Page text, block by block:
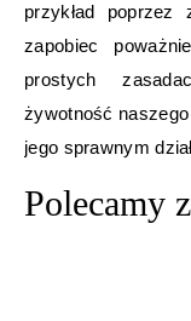
przykład poprzez
zapobiec
prostych
żywotność
jego sprawnym
Polecamy